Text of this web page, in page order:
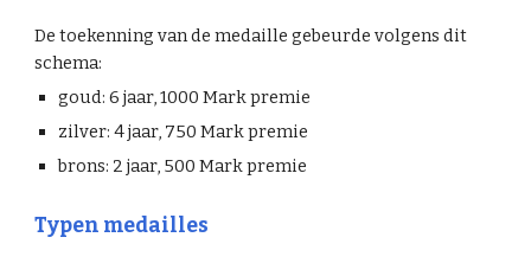
De toekenning van de medaille gebeurde volgens dit
schema:
goud: 6 jaar, 1000 Mark premie
zilver: 4 jaar, 750 Mark premie
brons: 2 jaar, 500 Mark premie
Typen medailles